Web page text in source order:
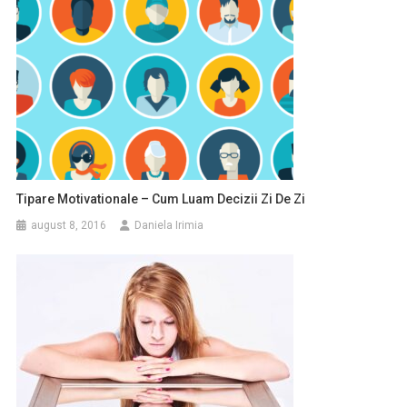
Tipare Motivationale – Cum Luam Decizii Zi De Zi
august 8, 2016 Daniela Irimia